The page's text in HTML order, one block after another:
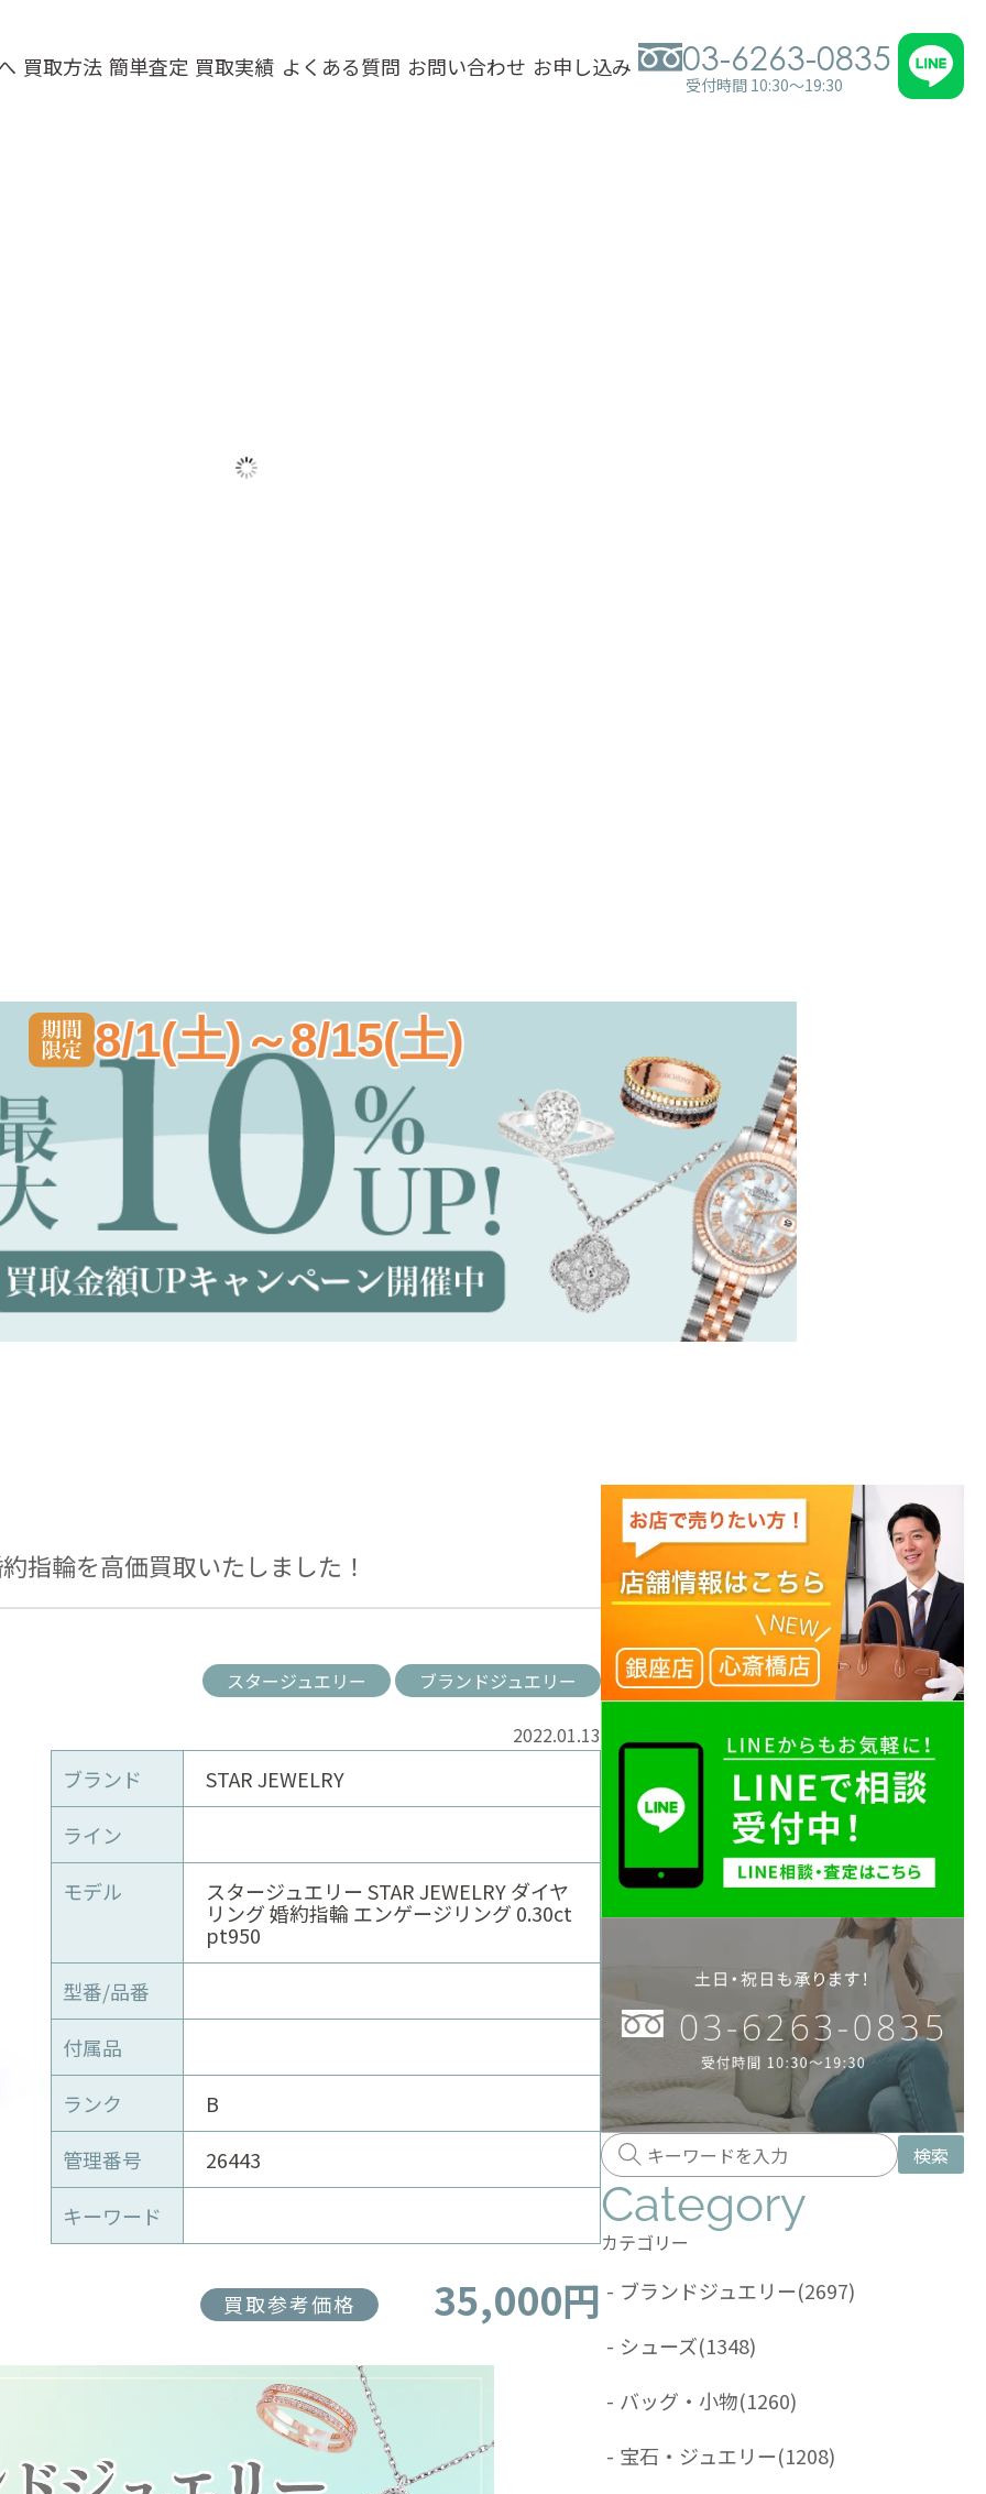
買取方法 簡単査定 買取実績 よくある質問 お問い合わせ お申し込み 03-6263-0835
受付時間 10:30～19:30
8/1(土)～8/15(土)
指輪を高価買取いたしました！
スタージュエリー ブランドジュエリー
2022.01.13
ブランド
STAR JEWELRY
ライン
モデル
スタージュエリー STAR JEWELRY ダイヤ
リング 婚約指輪 エンゲージリング 0.30ct
pt950
型番/品番
付属品
ランク
B
管理番号
26443
キーワード
買取参考価格 35,000円
検索
Category
カテゴリー
- ブランドジュエリー(2697)
- シューズ(1348)
- バッグ・小物(1260)
- 宝石・ジュエリー(1208)